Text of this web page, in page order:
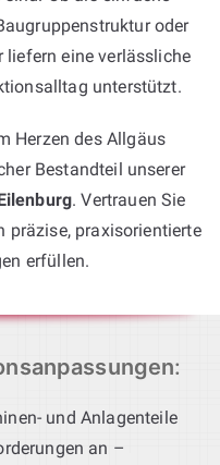
oder
eine verlässliche
unterstützt.
Herzen des Allgäus
Bestandteil unserer
. Vertrauen Sie
präzise, praxisorientierte
erfüllen.
:
und Anlagenteile
an –